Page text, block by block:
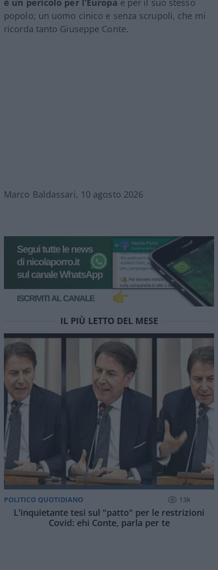
popolo; un uomo cinico e senza scrupoli, che mi
ricorda tanto Giuseppe Conte.
Marco Baldassari, 10 agosto 2026
IL PIÙ LETTO DEL MESE
POLITICO QUOTIDIANO 13k
L'inquietante tesi sul "patto" per le restrizioni
Covid: ehi Conte, parla per te